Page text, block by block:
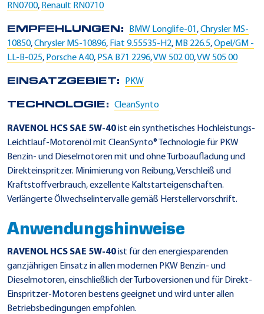
RN0700, Renault RN0710
EMPFEHLUNGEN: BMW Longlife-01 ,Chrysler MS-
10850,Chrysler MS-10896, Fiat 9.55535-H2, MB 226.5,Opel/GM -
LL-B-025, Porsche A40, PSA B71 2296,VW 502 00,VW 505 00
EINSATZGEBIET: PKW
TECHNOLOGIE: CleanSynto
RAVENOL HCS SAE 5W-40ist ein synthetisches Hochleistungs-
Leichtlauf-Motorenöl mit CleanSynto® Technologie für PKW
Benzin- und Dieselmotoren mit und ohne Turboaufladung und
Direkteinspritzer. Minimierung von Reibung, Verschleiß und
Kraftstoffverbrauch, exzellente Kaltstarteigenschaften.
Verlängerte Ölwechselintervalle gemäß Herstellervorschrift.
Anwendungshinweise
RAVENOL HCS SAE 5W-40ist für den energiesparenden
ganzjährigen Einsatz in allen modernen PKW Benzin- und
Dieselmotoren, einschließlich der Turboversionen und für Direkt-
Einspritzer-Motoren bestens geeignet und wird unter allen
Betriebsbedingungen empfohlen.